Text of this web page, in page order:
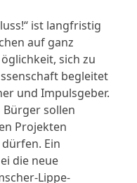
ist langfristig
auf ganz
sich zu
begleitet
und Impulsgeber.
sollen
Projekten
Ein
die neue
Lippe-